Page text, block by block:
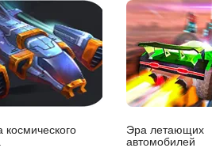
космического
Эра летающих
автомобилей